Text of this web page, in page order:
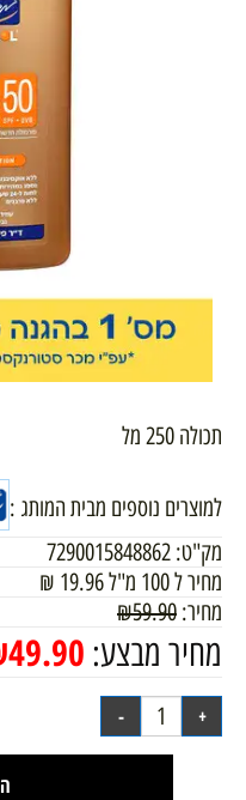
תכולה 250 מל
למוצרים נוספים מבית המותג :
מק"ט: 7290015848862
מחיר ל 100 מ"ל
19.96
₪
מחיר:
₪59.90
מחיר מבצע: 49.90